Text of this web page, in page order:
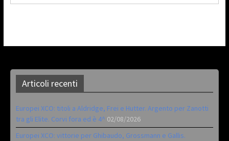
Articoli recenti
Europei XCO: titoli a Aldridge, Frei e Hutter. Argento per Zanotti
tra gli Elite. Corvi fora ed è 4^ 02/08/2026
Europei XCO: vittorie per Ghibaudo, Grossmann e Gallis.